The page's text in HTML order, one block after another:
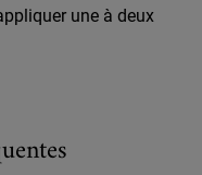
une à deux